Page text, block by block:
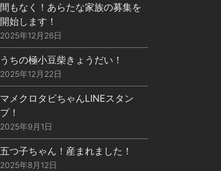
間もなく！あらたな家族の募集を
開始します！
2025年12月26日
うちの極小豆柴きょうだい！
2025年12月22日
マメクロタビちゃんLINEスタン
プ！
2025年9月1日
五つ子ちゃん！産まれました！
2025年8月12日